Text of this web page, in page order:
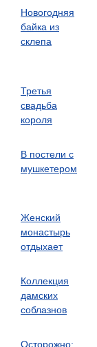
Новогодняя
байка из
склепа
Третья
свадьба
короля
В постели с
мушкетером
Женский
монастырь
отдыхает
Коллекция
дамских
соблазнов
Осторожно: